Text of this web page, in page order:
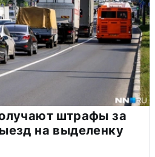
штрафы за
на выделенку